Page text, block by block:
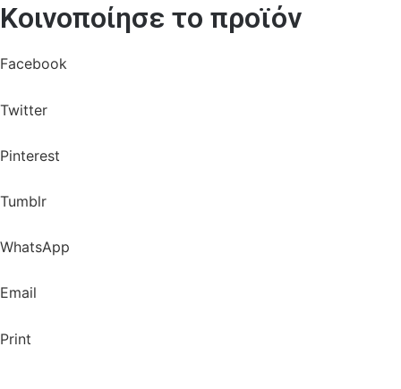
Κοινοποίησε το προϊόν
Facebook
Twitter
Pinterest
Tumblr
WhatsApp
Email
Print